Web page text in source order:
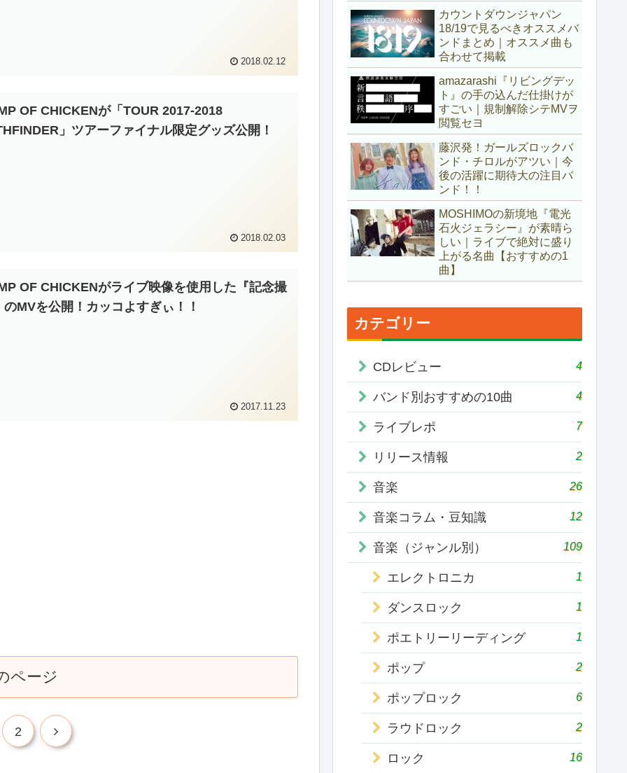
2018.02.12
OF CHICKENが「TOUR 2017-2018
」ツアーファイナル限定グッズ公開！
2018.02.03
OF CHICKENがライブ映像を使用した『記念撮
のMVを公開！カッコよすぎぃ！！
2017.11.23
ページ
2
カウントダウンジャパン
18/19で見るべきオススメバ
ンドまとめ｜オススメ曲も
合わせて掲載
amazarashi『リビングデッ
ト』の手の込んだ仕掛けが
すごい｜規制解除シテMVヲ
閲覧セヨ
藤沢発！ガールズロックバ
ンド・チロルがアツい｜今
後の活躍に期待大の注目バ
ンド！！
MOSHIMOの新境地『電光
石火ジェラシー』が素晴ら
しい｜ライブで絶対に盛り
上がる名曲【おすすめの1
曲】
カテゴリー
CDレビュー 4
バンド別おすすめの10曲 4
ライブレポ 7
リリース情報 2
音楽 26
音楽コラム・豆知識 12
音楽（ジャンル別） 109
エレクトロニカ 1
ダンスロック 1
ポエトリーリーディング 1
ポップ 2
ポップロック 6
ラウドロック 2
ロック 16